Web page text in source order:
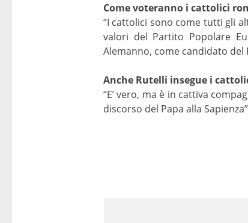
Come voteranno i cattolici
“I cattolici sono come tutti gli
valori del Partito Popolare
Alemanno, come candidato
Anche Rutelli insegue i
“E’ vero, ma è in cattiva
discorso del Papa alla